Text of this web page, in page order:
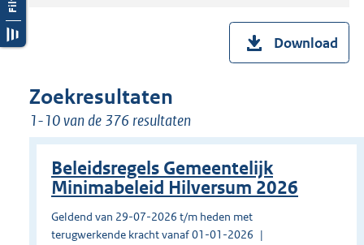
Download
Zoekresultaten
1-10 van de 376 resultaten
Beleidsregels Gemeentelijk
Minimabeleid Hilversum 2026
Geldend van 29-07-2026 t/m heden met
terugwerkende kracht vanaf 01-01-2026